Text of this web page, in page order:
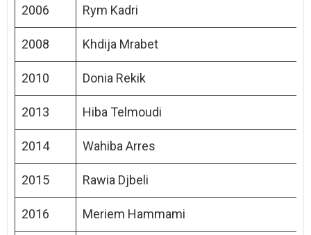
2006 Rym Kadri
2008 Khdija Mrabet
2010 Donia Rekik
2013 Hiba Telmoudi
2014 Wahiba Arres
2015 Rawia Djbeli
2016 Meriem Hammami